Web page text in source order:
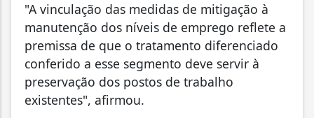
"A vinculação das medidas de mitigação à
manutenção dos níveis de emprego reflete a
premissa de que o tratamento diferenciado
conferido a esse segmento deve servir à
preservação dos postos de trabalho
existentes", afirmou.